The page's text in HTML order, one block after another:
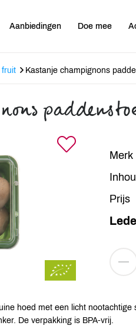
Aanbiedingen Doe mee
fruit Kastanje champignons
Merk
Prijs
hoed met een licht
De verpakking is BPA-vrij.